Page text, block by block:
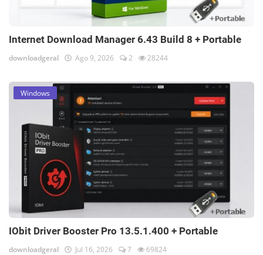
Internet Download Manager 6.43 Build 8 + Portable
downloadgeral Ago 9, 2026 2 28244
Windows
IObit Driver Booster Pro 13.5.1.400 + Portable
downloadgeral Jul 16, 2026 7 69824